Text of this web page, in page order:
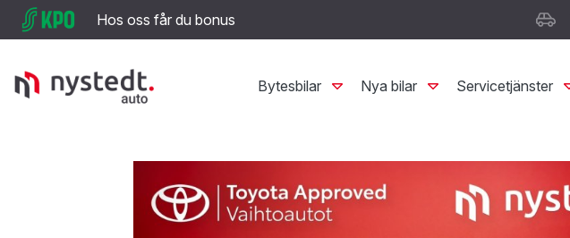
Hos oss får du bonus
Bytesbilar Nya bilar Servicetjänster